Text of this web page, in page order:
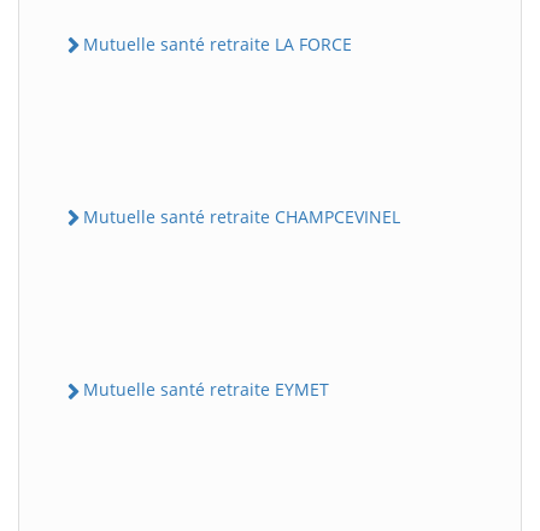
Mutuelle santé retraite LA FORCE
Mutuelle santé retraite CHAMPCEVINEL
Mutuelle santé retraite EYMET